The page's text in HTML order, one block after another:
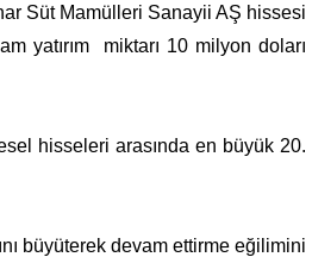
Süt Mamülleri Sanayii AŞ hissesi
yatırım miktarı 10 milyon doları
hisseleri arasında en büyük 20.
büyüterek devam ettirme eğilimini